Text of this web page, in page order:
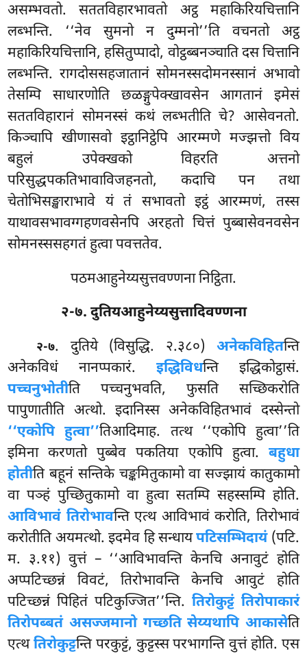
असम्भवतो. सततविहारभावतो अट्ठ महाकिरियचित्तानि
लब्भन्ति. ‘‘नेव सुमनो न दुम्मनो’’ति वचनतो अट्ठ
महाकिरियचित्तानि, हसितुप्पादो, वोट्ठब्बनञ्चाति दस चित्तानि
लब्भन्ति. रागदोससहजातानं सोमनस्सदोमनस्सानं अभावो
तेसम्पि साधारणोति छळङ्गुपेक्खावसेन आगतानं इमेसं
सततविहारानं सोमनस्सं कथं लब्भतीति चे? आसेवनतो.
किञ्चापिखीणासवो इट्ठानिट्ठेपि आरम्मणे मज्झत्तो विय
बहुलं उपेक्खको विहरति अत्तनो
परिसुद्धपकतिभावाविजहनतो, कदाचि पन तथा
चेतोभिसङ्खाराभावे यं तं सभावतो इट्ठं आरम्मणं, तस्स
याथावसभावग्गहणवसेनपि अरहतो चित्तं पुब्बासेवनवसेन
सोमनस्ससहगतं हुत्वा पवत्ततेव.
पठमआहुनेय्यसुत्तवण्णना निट्ठिता.
२-७. दुतियआहुनेय्यसुत्तादिवण्णना
२-७. दुतिये (विसुद्धि. २.३८०) अनेकविहितन्ति
अनेकविधं नानप्पकारं. इद्धिविधन्ति इद्धिकोट्ठासं.
पच्चनुभोतीति पच्चनुभवति, फुसति सच्छिकरोति
पापुणातीति अत्थो. इदानिस्स अनेकविहितभावं दस्सेन्तो
‘‘एकोपि हुत्वा’’तिआदिमाह. तत्थ ‘‘एकोपि हुत्वा’’ति
इमिना करणतो पुब्बेव पकतिया एकोपि हुत्वा. बहुधा
होतीति बहूनं सन्तिके चङ्कमितुकामो वा सज्झायं कातुकामो
वा पञ्हं पुच्छितुकामो वा हुत्वा सतम्पि सहस्सम्पि होति.
आविभावं तिरोभावन्ति एत्थ आविभावं करोति, तिरोभावं
करोतीति अयमत्थो. इदमेव हि सन्धायपटिसम्भिदायं(पटि.
म. ३.११) वुत्तं – ‘‘आविभावन्ति केनचि अनावुटं होति
अप्पटिच्छन्नं विवटं, तिरोभावन्ति केनचि आवुटं होति
पटिच्छन्नं पिहितं पटिकुज्जित’’न्ति. तिरोकुट्टं तिरोपाकारं
तिरोपब्बतं असज्जमानो गच्छति सेय्यथापि आकासेति
एत्थतिरोकुट्टन्ति परकुट्टं, कुट्टस्स परभागन्ति वुत्तं होति. एस